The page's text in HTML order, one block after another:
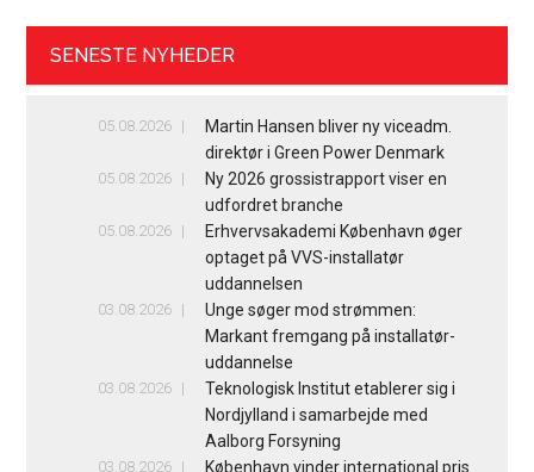
SENESTE NYHEDER
05.08.2026
Martin Hansen bliver ny viceadm.
direktør i Green Power Denmark
05.08.2026
Ny 2026 grossistrapport viser en
udfordret branche
05.08.2026
Erhvervsakademi København øger
optaget på VVS-installatør
uddannelsen
03.08.2026
Unge søger mod strømmen:
Markant fremgang på installatør-
uddannelse
03.08.2026
Teknologisk Institut etablerer sig i
Nordjylland i samarbejde med
Aalborg Forsyning
03.08.2026
København vinder international pris